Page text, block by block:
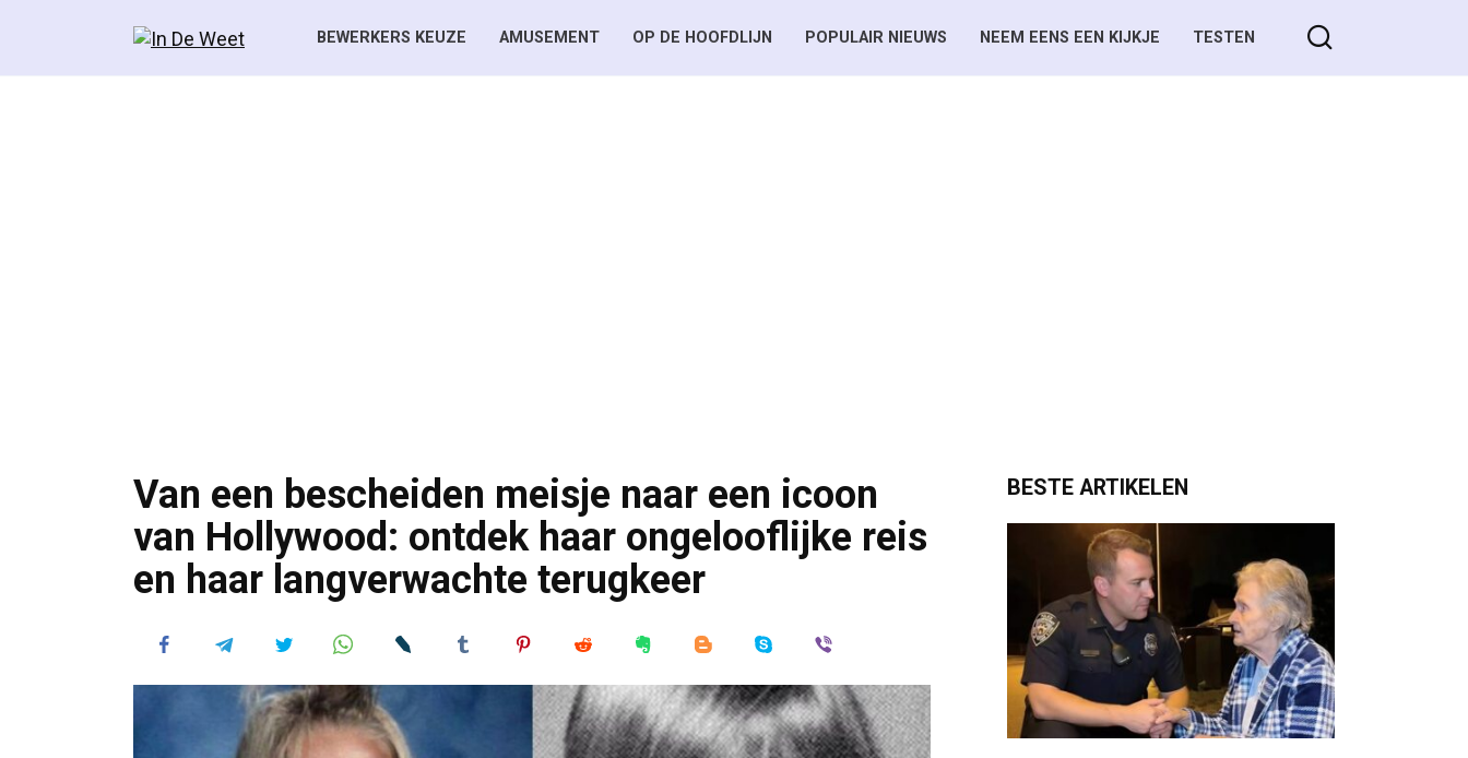
BEWERKERS KEUZE AMUSEMENT OP DE HOOFDLIJN POPULAIR NIEUWS NEEM EENS EEN KIJKJE TESTEN
Van een bescheiden meisje naar een icoon
van Hollywood: ontdek haar ongelooflijke reis
en haar langverwachte terugkeer
BESTE ARTIKELEN